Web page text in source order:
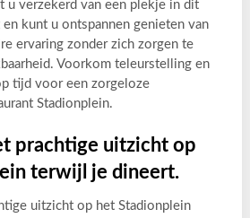
u verzekerd van een plekje in dit
kunt u ontspannen genieten van
ervaring zonder zich zorgen te
Voorkom teleurstelling en
tijd voor een zorgeloze
Stadionplein.
prachtige uitzicht op
terwijl je dineert.
uitzicht op het Stadionplein